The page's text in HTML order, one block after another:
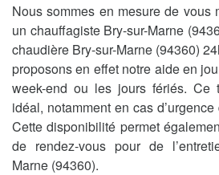
Nous sommes en mesure de vous
un chauffagiste Bry-sur-Marne
chaudière Bry-sur-Marne (94360)
proposons en effet notre aide en
week-end ou les jours fériés. Ce
idéal, notamment en cas
Cette disponibilité permet
de rendez-vous pour de
Marne (94360).